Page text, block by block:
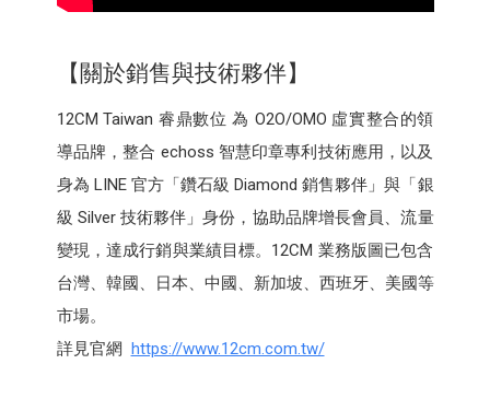
【關於銷售與技術夥伴】
12CM Taiwan 睿鼎數位 為 O2O/OMO 虛實整合的領
導品牌，整合 echoss 智慧印章專利技術應用，以及
身為 LINE 官方「鑽石級 Diamond 銷售夥伴」與「銀
級 Silver 技術夥伴」身份，協助品牌增長會員、流量
變現，達成行銷與業績目標。12CM 業務版圖已包含
台灣、韓國、日本、中國、新加坡、西班牙、美國等
市場。
詳見官網 https://www.12cm.com.tw/